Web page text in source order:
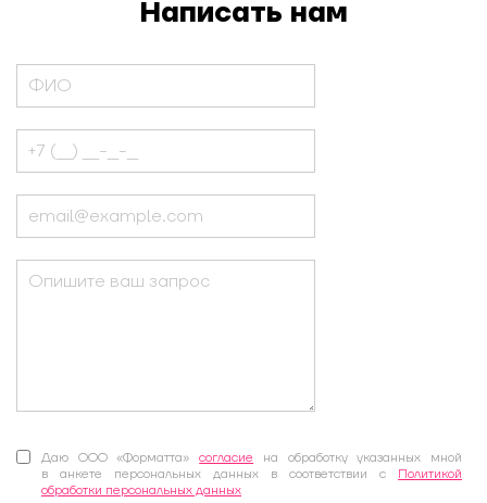
Написать нам
Даю ООО «Форматта»согласие на обработку указанных мной
в анкете персональных данных в соответствии с Политикой
обработки персональных данных